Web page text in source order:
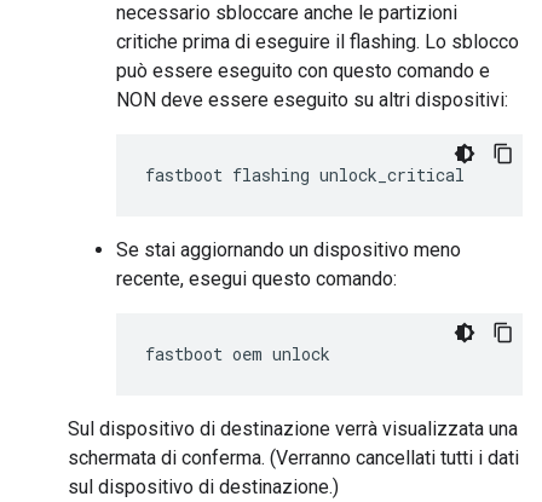
necessario sbloccare anche le partizioni
critiche prima di eseguire il flashing. Lo sblocco
può essere eseguito con questo comando e
NON deve essere eseguito su altri dispositivi:
Se stai aggiornando un dispositivo meno
recente, esegui questo comando:
Sul dispositivo di destinazione verrà visualizzata una
schermata di conferma. (Verranno cancellati tutti i dati
sul dispositivo di destinazione.)